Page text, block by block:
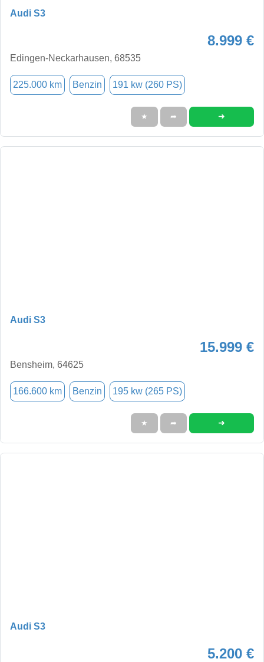
Audi S3
8.999 €
Edingen-Neckarhausen, 68535
225.000 km Benzin 191 kw (260 PS)
★ ➦ ➜
Audi S3
15.999 €
Bensheim, 64625
166.600 km Benzin 195 kw (265 PS)
★ ➦ ➜
Audi S3
5.200 €